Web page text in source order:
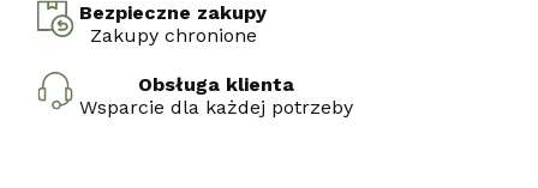
Bezpieczne zakupy
Zakupy chronione
Obsługa klienta
Wsparcie dla każdej potrzeby